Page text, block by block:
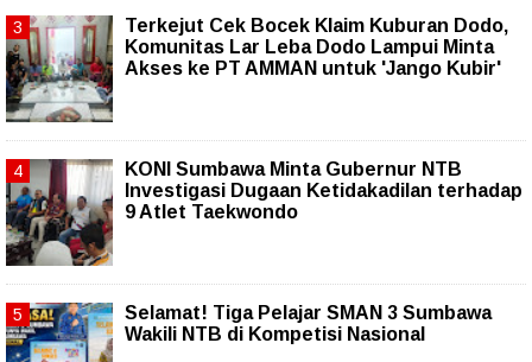
Terkejut Cek Bocek Klaim Kuburan Dodo,
Komunitas Lar Leba Dodo Lampui Minta
Akses ke PT AMMAN untuk 'Jango Kubir'
KONI Sumbawa Minta Gubernur NTB
Investigasi Dugaan Ketidakadilan terhadap
9 Atlet Taekwondo
Selamat! Tiga Pelajar SMAN 3 Sumbawa
Wakili NTB di Kompetisi Nasional